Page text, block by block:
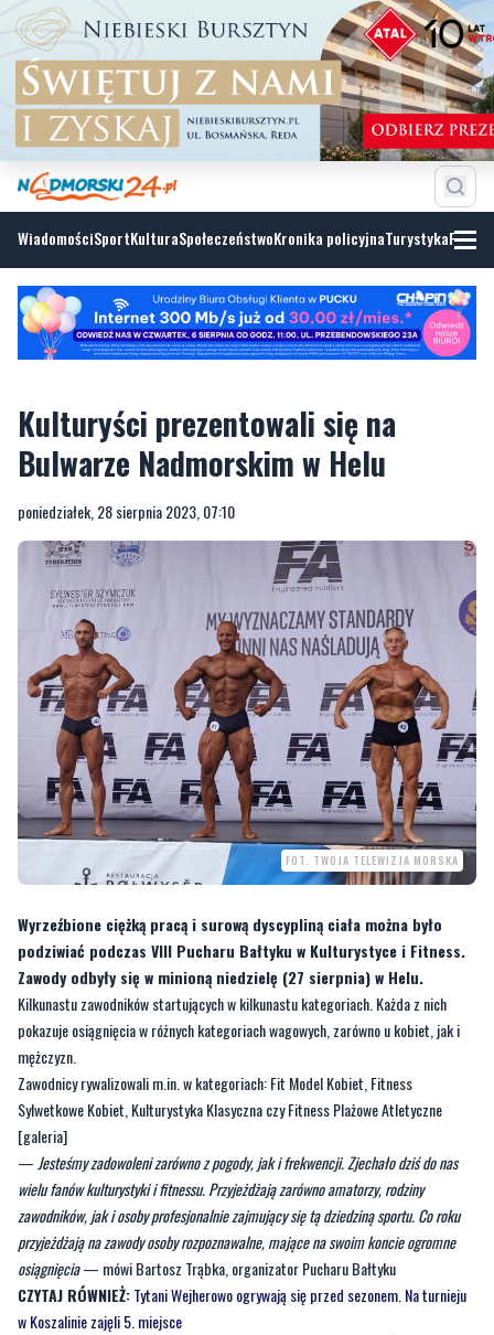
WiadomościSportKulturaSpołeczeństwoKronika policyjnaTurystyka
Kulturyści prezentowali się na
Bulwarze Nadmorskim w Helu
poniedziałek, 28 sierpnia 2023, 07:10
FOT. TWOJA TELEWIZJA MORSKA
Wyrzeźbione ciężką pracą i surową dyscypliną ciała można było
podziwiać podczas VIII Pucharu Bałtyku w Kulturystyce i Fitness.
Zawody odbyły się w minioną niedzielę (27 sierpnia) w Helu.
Kilkunastu zawodników startujących w kilkunastu kategoriach. Każda z nich
pokazuje osiągnięcia w różnych kategoriach wagowych, zarówno u kobiet, jak i
mężczyzn.
Zawodnicy rywalizowali m.in. w kategoriach: Fit Model Kobiet, Fitness
Sylwetkowe Kobiet, Kulturystyka Klasyczna czy Fitness Plażowe Atletyczne
[galeria]
— Jesteśmy zadowoleni zarówno z pogody, jak i frekwencji. Zjechało dziś do nas
wielu fanów kulturystyki i fitnessu. Przyjeżdżają zarówno amatorzy, rodziny
zawodników, jak i osoby profesjonalnie zajmujący się tą dziedziną sportu. Co roku
przyjeżdżają na zawody osoby rozpoznawalne, mające na swoim koncie ogromne
osiągnięcia— mówi Bartosz Trąbka, organizator Pucharu Bałtyku
CZYTAJ RÓWNIEŻ:Tytani Wejherowo ogrywają się przed sezonem. Na turnieju
w Koszalinie zajęli 5. miejsce